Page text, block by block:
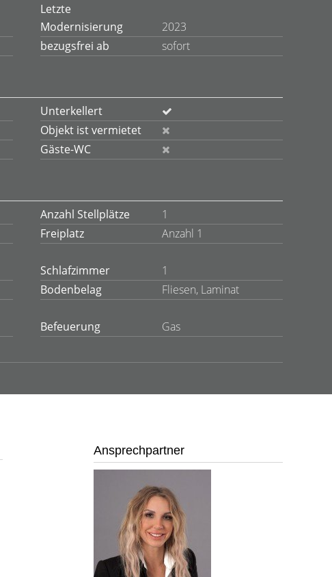
Letzte
Modernisierung
2023
bezugsfrei ab sofort
Unterkellert
Objekt ist vermietet
Gäste-WC
Anzahl Stellplätze
1
Freiplatz
Anzahl 1
Schlafzimmer
1
Bodenbelag
Fliesen, Laminat
Befeuerung
Gas
Ansprechpartner